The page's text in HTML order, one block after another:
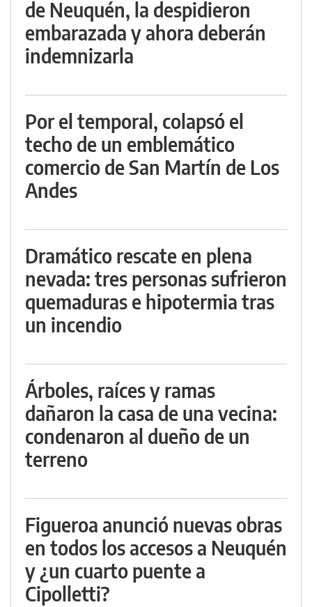
de Neuquén, la despidieron
embarazada y ahora deberán
indemnizarla
Por el temporal, colapsó el
techo de un emblemático
comercio de San Martín de Los
Andes
Dramático rescate en plena
nevada: tres personas sufrieron
quemaduras e hipotermia tras
un incendio
Árboles, raíces y ramas
dañaron la casa de una vecina:
condenaron al dueño de un
terreno
Figueroa anunció nuevas obras
en todos los accesos a Neuquén
y ¿un cuarto puente a
Cipolletti?